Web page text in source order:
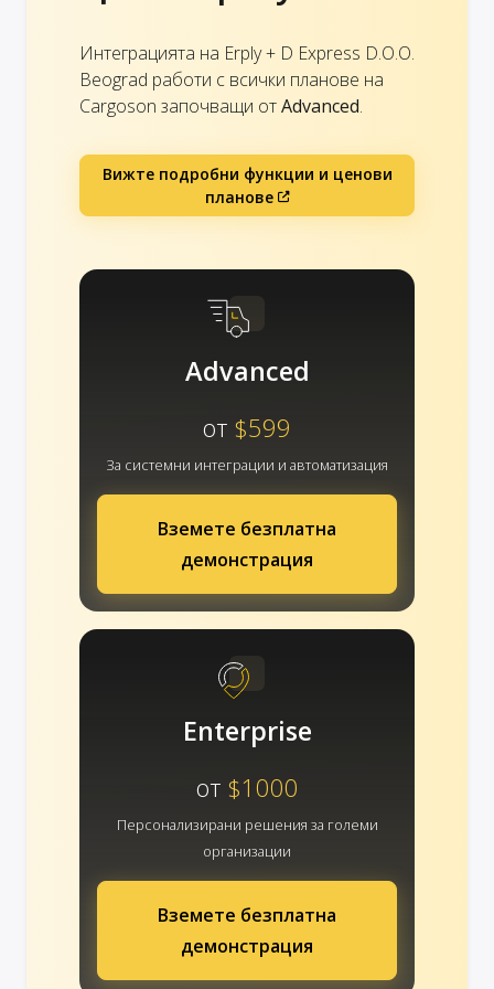
Интеграцията на Erply + D Express D.O.O.
Beograd работи с всички планове на
Cargoson започващи отAdvanced.
Вижте подробни функции и ценови
планове
Advanced
от $599
За системни интеграции и автоматизация
Вземете безплатна
демонстрация
Enterprise
от $1000
Персонализирани решения за големи
организации
Вземете безплатна
демонстрация